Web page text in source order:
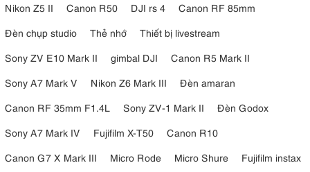
Nikon Z5 II
Canon R50 DJI rs 4
Canon RF 85mm
Đèn chụp studio
Thẻ nhớ
Thiết bị livestream
Sony ZV E10 Mark II
gimbal DJI
Canon R5 Mark II
Sony A7 Mark V
Nikon Z6 Mark III
Đèn amaran
Canon RF 35mm F1.4L
Sony ZV-1 Mark II
Đèn Godox
Sony A7 Mark IV
Fujifilm X-T50
Canon R10
Canon G7 X Mark III
Micro Rode Micro Shure
Fujifilm instax